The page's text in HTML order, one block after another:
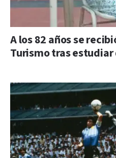
A los 82 años se
Turismo tras